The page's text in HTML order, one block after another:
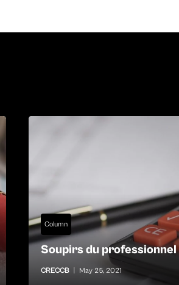
Column
Soupirs du
CRECCB May 25, 2021